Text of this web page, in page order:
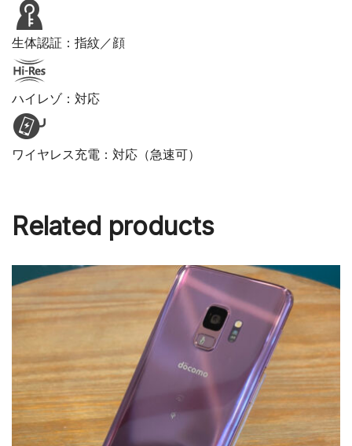
生体認証：指紋／顔
ハイレゾ：対応
ワイヤレス充電：対応（急速可）
Related products